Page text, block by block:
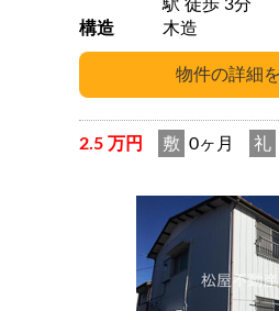
駅 徒歩 3分
構造
木造
2.5 万円 敷 0ヶ月 礼